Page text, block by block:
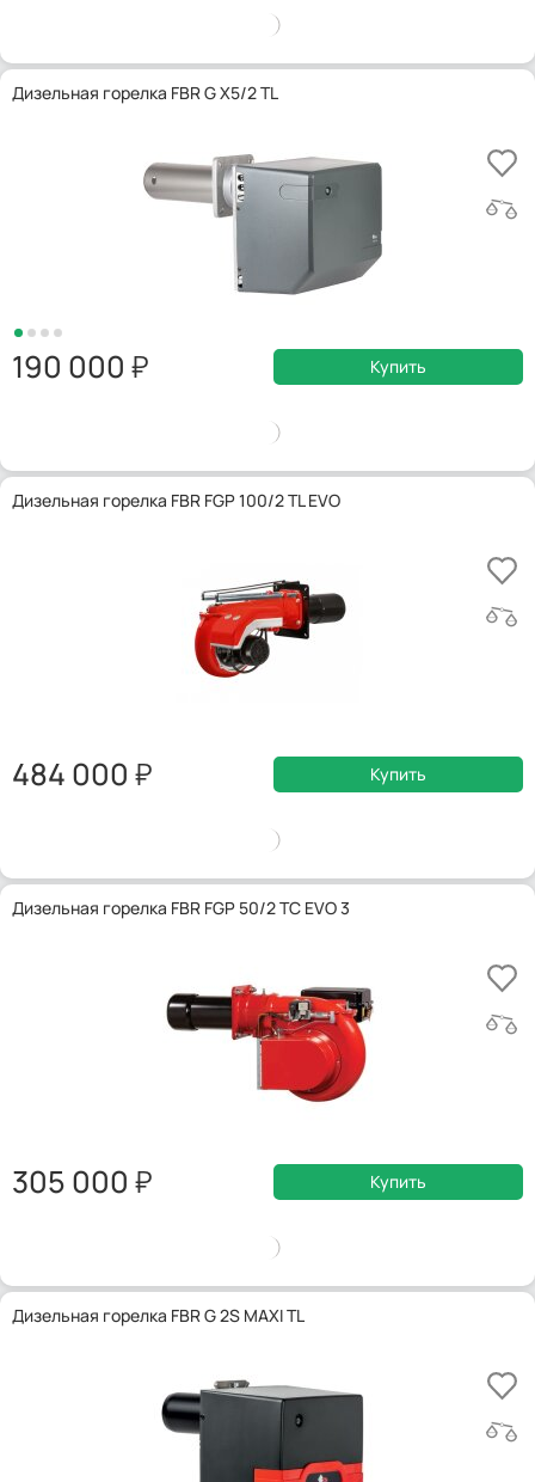
Дизельная горелка FBR G X5/2 TL
190 000 Купить
Дизельная горелка FBR FGP 100/2 TL EVO
484 000 Купить
Дизельная горелка FBR FGP 50/2 TC EVO 3
305 000 Купить
Дизельная горелка FBR G 2S MAXI TL